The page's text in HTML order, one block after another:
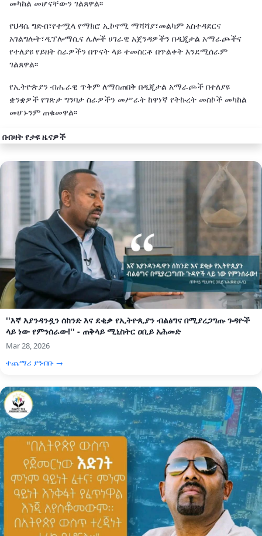
መካከል መሆናቸውን ገልጸዋል፡፡
የህዳሴ ግድብ፣የተሟላ የማክሮ ኢኮኖሚ ማሻሻያ፣መልካም አስተዳደርና
አገልግሎት፣ዲፕሎማሲና ሌሎች ሀገራዊ አጀንዳዎችን በዲጂታል አማራጮችና
የተለያዩ የይዘት ስራዎችን በጥናት ላይ ተመስርቶ በጥልቀት እንደሚሰራም
ገልጸዋል፡፡
የኢትዮጵያን ብሔራዊ ጥቅም ለማስጠበቅ በዲጂታል አማራጮች በተለያዩ
ቋንቋዎች የገጽታ ግንባታ ስራዎችን መሥራት ከዋነኛ የትኩረት መስኮች መካከል
መሆኑንም ጠቁመዋል፡፡
በብዛት የታዩ ዜናዎች
''እኛ እያንዳንዷን ሰከንድ እና ደቂቃ የኢትዮጲያን ብልፅግና በሚያረጋግጡ ጉዳዮች
ላይ ነው የምንሰራው!'' - ጠቅላይ ሚኒስትር ዐቢይ አሕመድ
Mar 28, 2026
ተጨማሪ ያንብቡ →